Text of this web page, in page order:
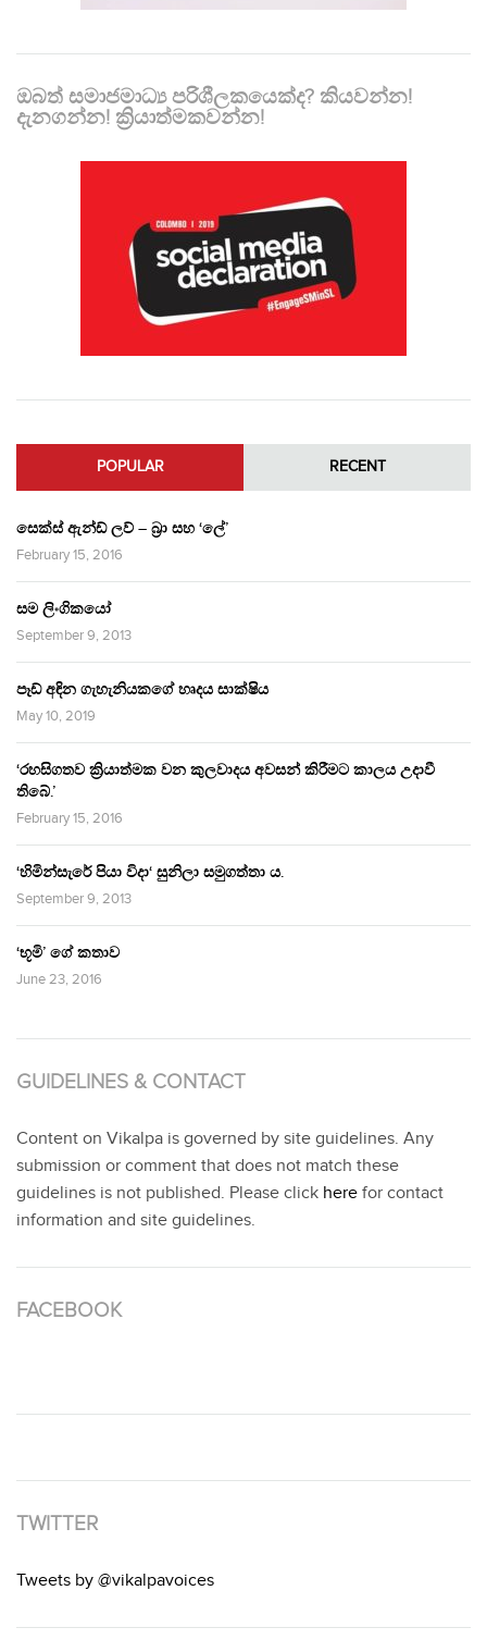
ඔබත් සමාජමාධ්‍ය පරිශීලකයෙක්ද? කියවන්න!
දැනගන්න! ක්‍රියාත්මකවන්න!
POPULAR RECENT
සෙක්ස් ඇන්ඩ් ලව් – බ්‍රා සහ ‘ලේ’
February 15, 2016
සම ලිංගිකයෝ
September 9, 2013
පෑඩ් අඳින ගැහැනියකගේ හෘදය සාක්ෂිය
May 10, 2019
‘රහසිගතව ක්‍රියාත්මක වන කුලවාදය අවසන් කිරීමට කාලය උදාවී
තිබේ.’
February 15, 2016
‘හිමින්සැරේ පියා විදා‘ සුනිලා සමුගත්තා ය.
September 9, 2013
‘භූමි’ ගේ කතාව
June 23, 2016
GUIDELINES & CONTACT
Content on Vikalpa is governed by site guidelines. Any
submission or comment that does not match these
guidelines is not published. Please click here for contact
information and site guidelines.
FACEBOOK
TWITTER
Tweets by @vikalpavoices